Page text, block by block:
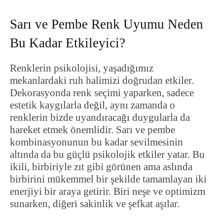
Sarı ve Pembe Renk Uyumu Neden
Bu Kadar Etkileyici?
Renklerin psikolojisi, yaşadığımız
mekanlardaki ruh halimizi doğrudan etkiler.
Dekorasyonda renk seçimi yaparken, sadece
estetik kaygılarla değil, aynı zamanda o
renklerin bizde uyandıracağı duygularla da
hareket etmek önemlidir. Sarı ve pembe
kombinasyonunun bu kadar sevilmesinin
altında da bu güçlü psikolojik etkiler yatar. Bu
ikili, birbiriyle zıt gibi görünen ama aslında
birbirini mükemmel bir şekilde tamamlayan iki
enerjiyi bir araya getirir. Biri neşe ve optimizm
sunarken, diğeri sakinlik ve şefkat aşılar.